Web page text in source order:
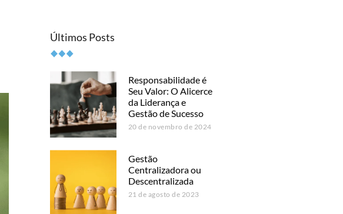
Últimos Posts
Responsabilidade é
Seu Valor: O Alicerce
da Liderança e
Gestão de Sucesso
20 de novembro de 2024
Gestão
Centralizadora ou
Descentralizada
21 de agosto de 2023